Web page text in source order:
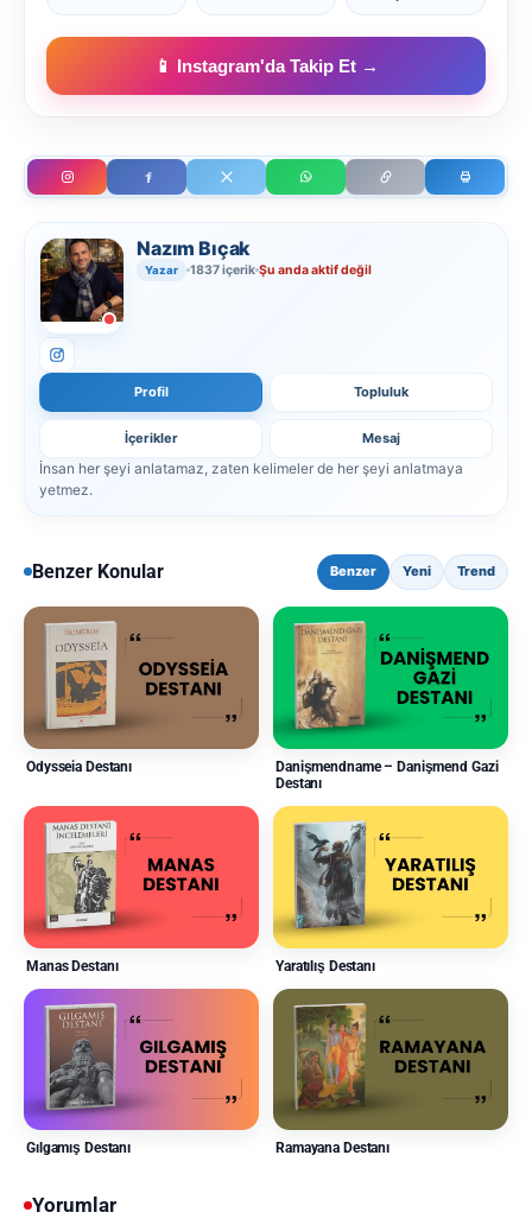
📱 Instagram'da Takip Et →
Nazım Bıçak
Yazar 1837 içerik Şu anda aktif değil
Profil Topluluk
İçerikler Mesaj
İnsan her şeyi anlatamaz, zaten kelimeler de her şeyi anlatmaya
yetmez.
Benzer Konular Benzer Yeni Trend
Odysseia Destanı
Danişmendname – Danişmend Gazi
Destanı
Manas Destanı Yaratılış Destanı
Gılgamış Destanı Ramayana Destanı
Yorumlar